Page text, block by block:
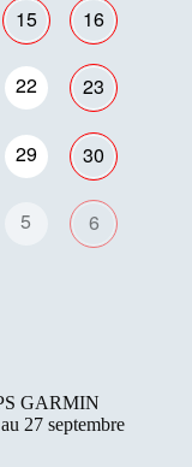
15 16
22 23
29 30
5 6
GARMIN
27 septembre